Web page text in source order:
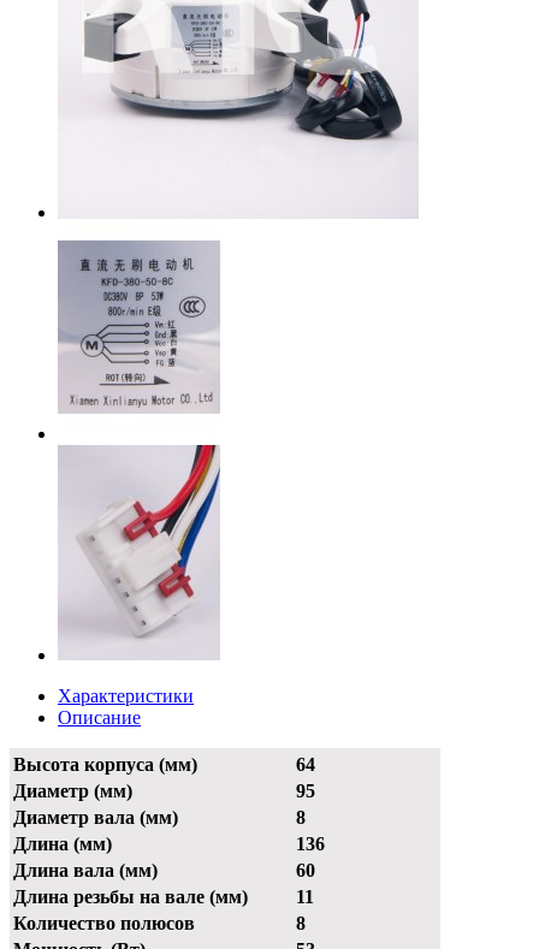
Характеристики
Описание
Высота корпуса (мм)
64
Диаметр (мм)
95
Диаметр вала (мм)
8
Длина (мм)
136
Длина вала (мм)
60
Длина резьбы на вале (мм)
11
Количество полюсов
8